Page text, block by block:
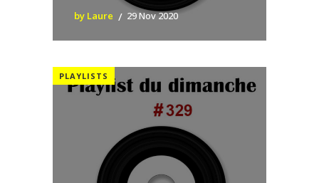
by Laure 29 Nov 2020
PLAYLISTS